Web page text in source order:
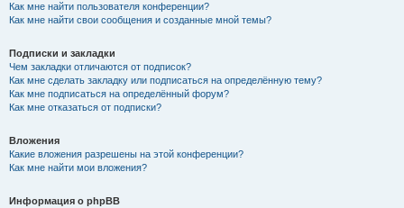
Как мне найти пользователя конференции?
Как мне найти свои сообщения и созданные мной темы?
Подписки и закладки
Чем закладки отличаются от подписок?
Как мне сделать закладку или подписаться на определённую тему?
Как мне подписаться на определённый форум?
Как мне отказаться от подписки?
Вложения
Какие вложения разрешены на этой конференции?
Как мне найти мои вложения?
Информация о phpBB